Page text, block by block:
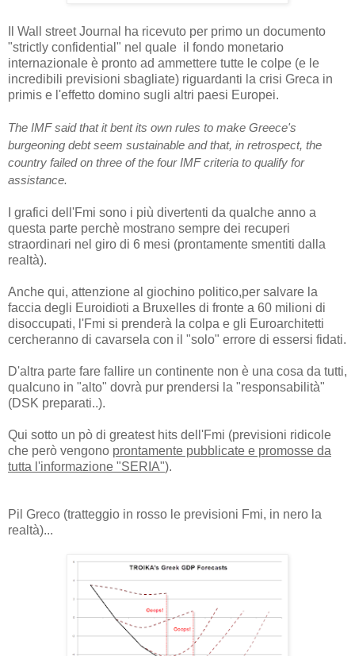
Il Wall street Journal ha ricevuto per primo un documento
"strictly confidential" nel quale il fondo monetario
internazionale è pronto ad ammettere tutte le colpe (e le
incredibili previsioni sbagliate) riguardanti la crisi Greca in
primis e l'effetto domino sugli altri paesi Europei.
The IMF said that it bent its own rules to make Greece's
burgeoning debt seem sustainable and that, in retrospect, the
country failed on three of the four IMF criteria to qualify for
assistance.
I grafici dell'Fmi sono i più divertenti da qualche anno a
questa parte perchè mostrano sempre dei recuperi
straordinari nel giro di 6 mesi (prontamente smentiti dalla
realtà).
Anche qui, attenzione al giochino politico,per salvare la
faccia degli Euroidioti a Bruxelles di fronte a 60 milioni di
disoccupati, l'Fmi si prenderà la colpa e gli Euroarchitetti
cercheranno di cavarsela con il "solo" errore di essersi fidati.
D'altra parte fare fallire un continente non è una cosa da tutti,
qualcuno in "alto" dovrà pur prendersi la "responsabilità"
(DSK preparati..).
Qui sotto un pò di greatest hits dell'Fmi (previsioni ridicole
che però vengono prontamente pubblicate e promosse da
tutta l'informazione "SERIA").
Pil Greco (tratteggio in rosso le previsioni Fmi, in nero la
realtà)...